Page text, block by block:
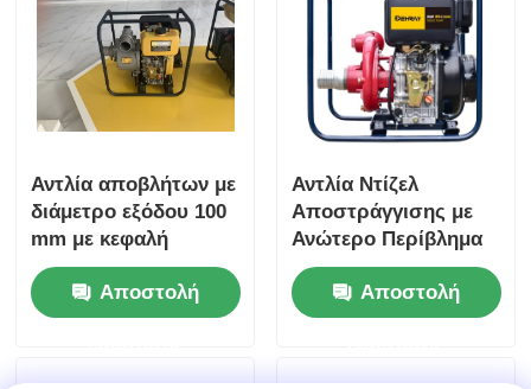
λυμάτων
Αντλία αποβλήτων με
διάμετρο εξόδου 100
mm με κεφαλή
μέγιστης
αναρρόφησης 8 M και
ανώτερο ατσάλινο
Αποστολή
Αντλία Ντίζελ
Αποστράγγισης με
Ανώτερο Περίβλημα
Κινητήρα από
Ατσάλι,
Βελτιστοποιημένη
Αποστολή